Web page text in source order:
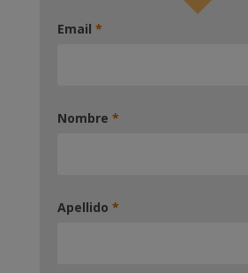
Email *
Nombre *
Apellido *